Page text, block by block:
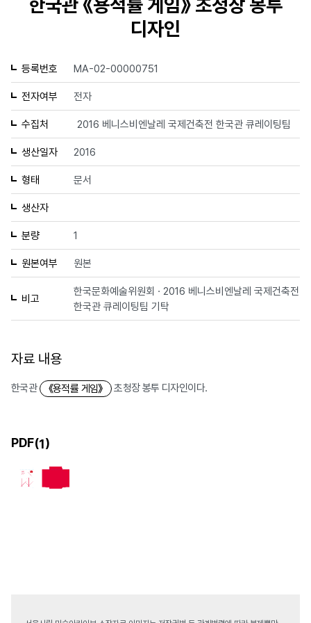
한국관 《용적률 게임》 초청장 봉투
디자인
등록번호 MA-02-00000751
전자여부 전자
수집처 2016 베니스비엔날레 국제건축전 한국관 큐레이팅팀
생산일자 2016
형태 문서
생산자
분량 1
원본여부 원본
비고
한국문화예술위원회 · 2016 베니스비엔날레 국제건축전
한국관 큐레이팅팀 기탁
자료 내용
한국관 《용적률 게임》 초청장 봉투 디자인이다.
PDF(1)